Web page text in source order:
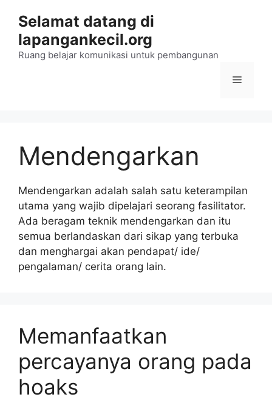
Selamat datang di
lapangankecil.org
Ruang belajar komunikasi untuk pembangunan
Menu
Mendengarkan
Mendengarkan adalah salah satu keterampilan
utama yang wajib dipelajari seorang fasilitator.
Ada beragam teknik mendengarkan dan itu
semua berlandaskan dari sikap yang terbuka
dan menghargai akan pendapat/ ide/
pengalaman/ cerita orang lain.
Memanfaatkan
percayanya orang pada
hoaks